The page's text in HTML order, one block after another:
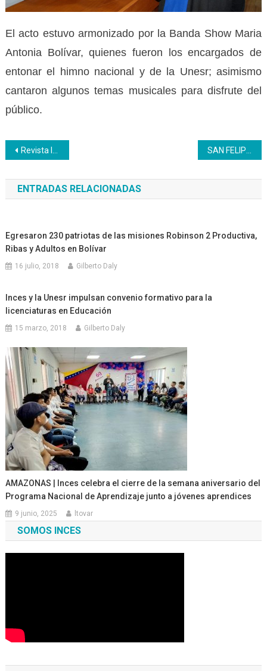
El acto estuvo armonizado por la Banda Show Maria
Antonia Bolívar, quienes fueron los encargados de
entonar el himno nacional y de la Unesr; asimismo
cantaron algunos temas musicales para disfrute del
público.
Navegación
de
entradas
Revista I+D del Inces logra indexación internacional
ENTRADAS RELACIONADAS
Egresaron 230 patriotas de las misiones Robinson 2 Productiva,
Ribas y Adultos en Bolívar
16 julio, 2018 Gilberto Daly
Inces y la Unesr impulsan convenio formativo para la
licenciaturas en Educación
15 marzo, 2018 Gilberto Daly
AMAZONAS | Inces celebra el cierre de la semana aniversario del
Programa Nacional de Aprendizaje junto a jóvenes aprendices
9 junio, 2025 ltovar
SOMOS INCES